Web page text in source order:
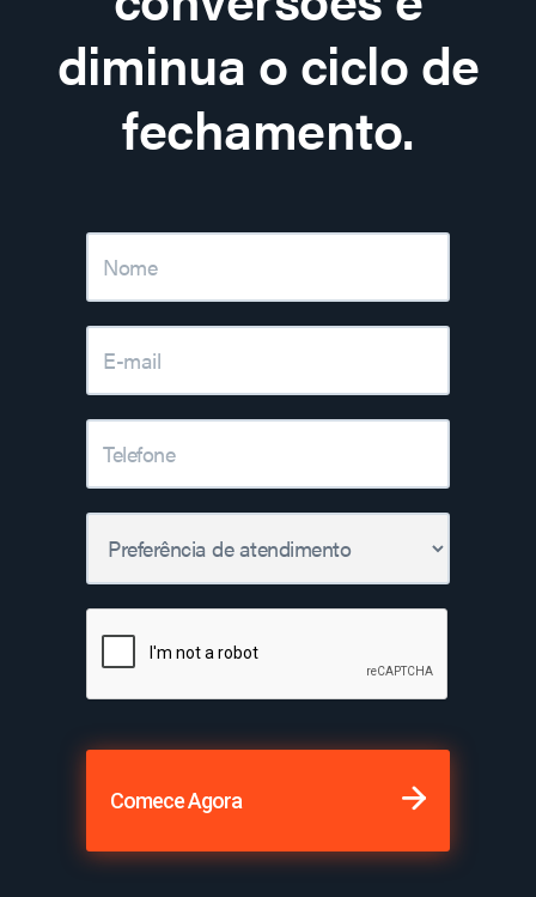
diminua o ciclo de
fechamento.
Comece Agora